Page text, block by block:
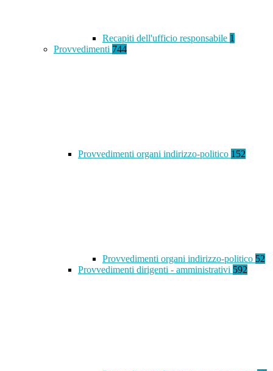
Recapiti dell'ufficio responsabile 1
Provvedimenti 744
Provvedimenti organi indirizzo-politico 152
Provvedimenti organi indirizzo-politico 52
Provvedimenti dirigenti - amministrativi 592